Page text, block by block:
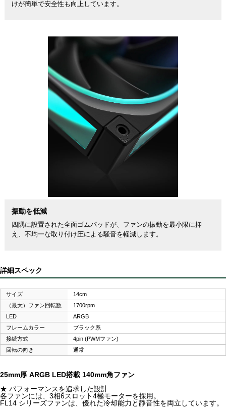
けが簡単で安全性も向上しています。
振動を低減
四隅に設置された全面ゴムパッドが、ファンの振動を最小限に抑
え、不均一な取り付け圧による騒音を軽減します。
詳細スペック
サイズ
14cm
（最大）ファン回転数
1700rpm
LED
ARGB
フレームカラー
ブラック系
接続方式
4pin (PWMファン)
回転の向き
通常
25mm厚 ARGB LED搭載 140mm角ファン
★ パフォーマンスを追求した設計
各ファンには、3相6スロット4極モーターを採用。
FL14 シリーズファンは、優れた冷却能力と静音性を両立しています。